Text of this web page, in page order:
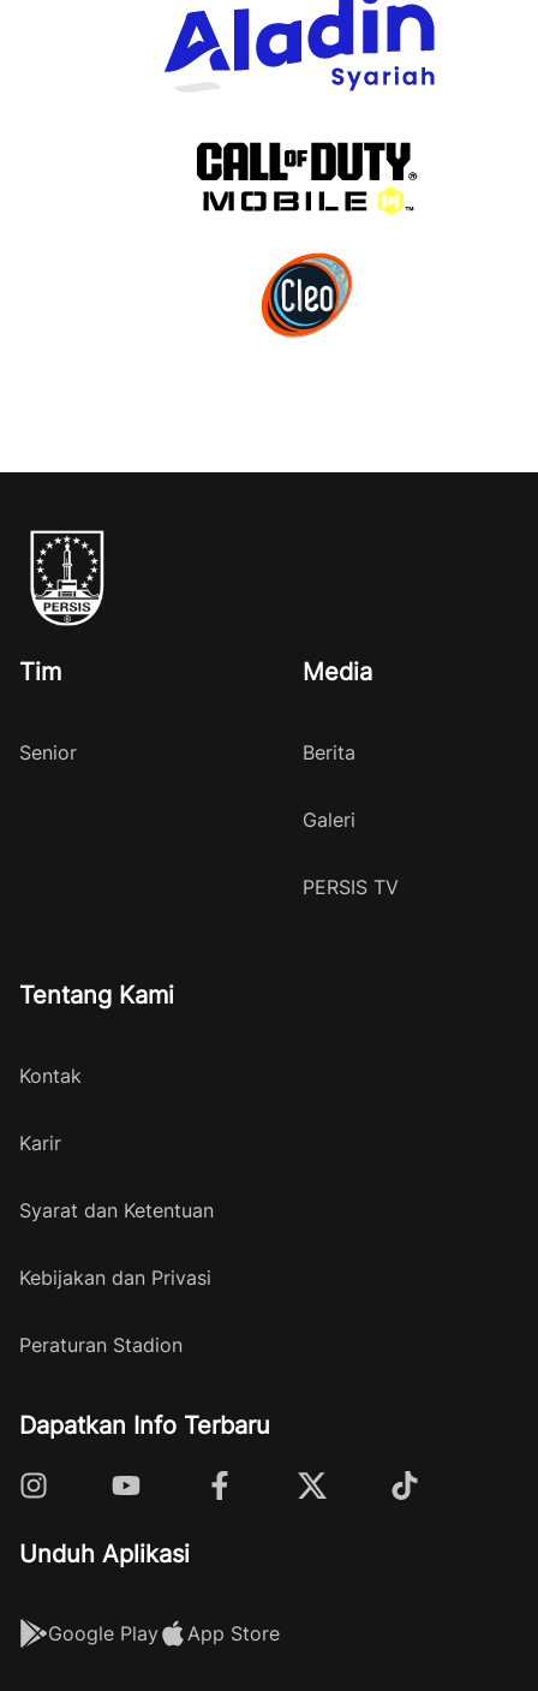
Tim
Senior
Media
Berita
Galeri
PERSIS TV
Tentang Kami
Kontak
Karir
Syarat dan Ketentuan
Kebijakan dan Privasi
Peraturan Stadion
Dapatkan Info Terbaru
Unduh Aplikasi
Google Play App Store